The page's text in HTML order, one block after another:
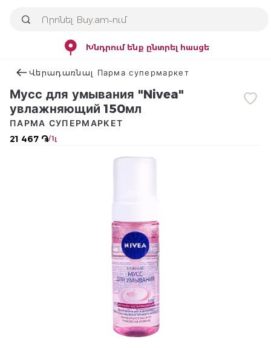
Խնդրում ենք ընտրել հասցե
Վերադառնալ Парма супермаркет
Мусс для умывания "Nivea"
увлажняющий 150мл
21 467 ֏/ 1լ
ПАРМА СУПЕРМАРКЕТ